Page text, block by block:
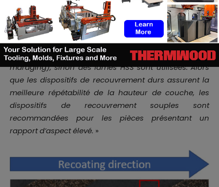
En ce qui concerne les dispositifs de recouvrement
durs pour les systèmes LPBF pour métaux, une lame
en céramique est nécessaire si le matériau est
facilement magnétisable (par exemple les aciers
maraging), sinon des lames HSS sont utilisées. Alors
que les dispositifs de recouvrement durs assurent la
meilleure répétabilité de la hauteur de couche, les
dispositifs de recouvrement souples sont
recommandées pour les pièces présentant un
rapport d’aspect élevé. »